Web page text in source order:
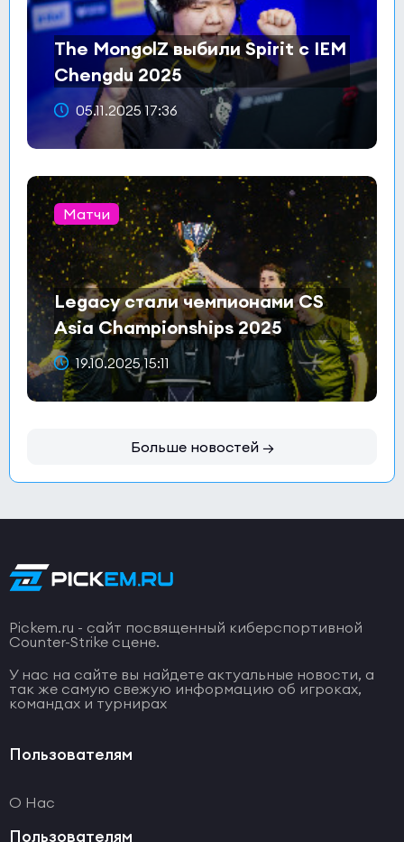
The MongolZ выбили Spirit с IEM
Chengdu 2025
05.11.2025 17:36
Матчи
Legacy стали чемпионами CS
Asia Championships 2025
19.10.2025 15:11
Больше новостей →
Pickem.ru - сайт посвященный киберспортивной
Counter-Strike сцене.
У нас на сайте вы найдете актуальные новости, а
так же самую свежую информацию об игроках,
командах и турнирах
Пользователям
О Нас
Пользователям